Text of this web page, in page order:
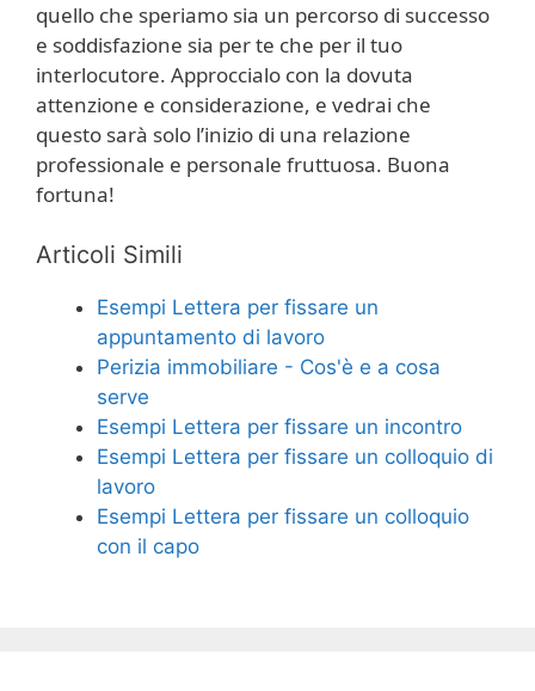
quello che speriamo sia un percorso di successo
e soddisfazione sia per te che per il tuo
interlocutore. Approccialo con la dovuta
attenzione e considerazione, e vedrai che
questo sarà solo l’inizio di una relazione
professionale e personale fruttuosa. Buona
fortuna!
Articoli Simili
Esempi Lettera per fissare un
appuntamento di lavoro
Perizia immobiliare - Cos'è e a cosa
serve
Esempi Lettera per fissare un incontro
Esempi Lettera per fissare un colloquio di
lavoro
Esempi Lettera per fissare un colloquio
con il capo